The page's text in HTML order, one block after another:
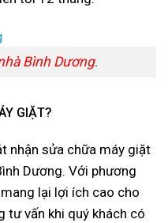
Bình Dương.
GIẶT?
nhận sửa chữa máy giặt
Dương. Với phương
lại lợi ích cao cho
tư vấn khi quý khách có